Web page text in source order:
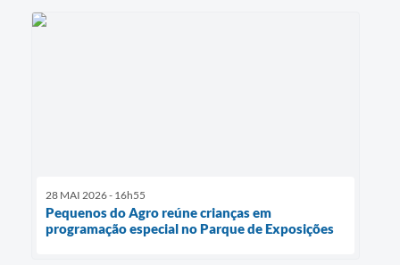
28 MAI 2026 - 16h55
Pequenos do Agro reúne crianças em
programação especial no Parque de Exposições